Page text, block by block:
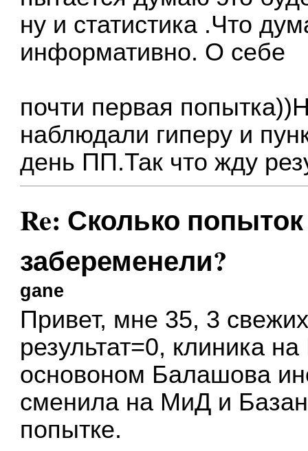
ну и статистика .Что
информативно. О себе
почти первая
наблюдали гиперу и
день ПП.Так что жду
Re: Сколько
забеременели?
gane
Привет, мне 35, 3
результат=0, клиника
основоном Балашова
сменила на МиД и
попытке.